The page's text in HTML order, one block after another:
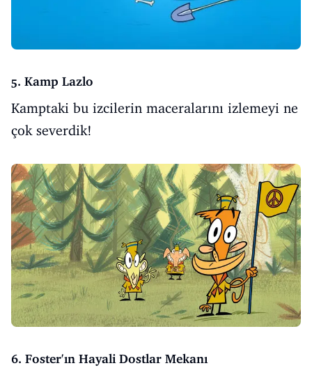
5. Kamp Lazlo
Kamptaki bu izcilerin maceralarını izlemeyi ne
çok severdik!
6. Foster'ın Hayali Dostlar Mekanı